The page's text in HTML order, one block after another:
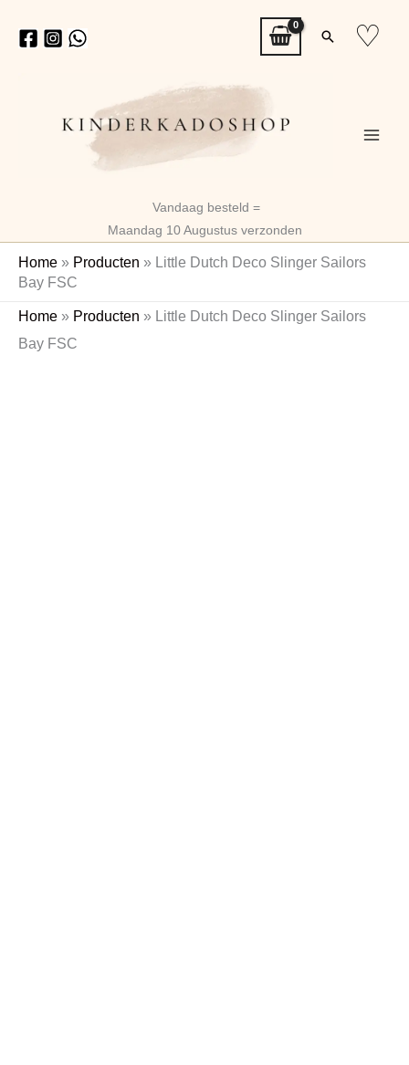
naar
Zoeken
♡
Vandaag besteld =
Maandag 10 Augustus verzonden
Home » Producten » Little Dutch Deco Slinger Sailors
Bay FSC
Home » Producten » Little Dutch Deco Slinger Sailors
Bay FSC
Oorspronkelijke
prijs
Huidige
Little
Deco